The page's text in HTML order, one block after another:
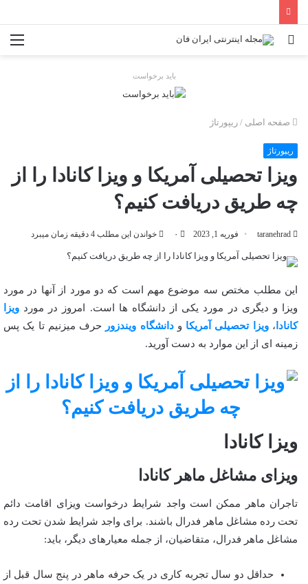
جستجو
باید برخواست
صفحه اصلی / ریپورتاژ
ریپورتاژ
ویزا تحصیلی آمریکا و ویزا کانادا را از
چه طریق دریافت کنیم؟
taranehrad فوریه 1, 2023 ۰ خواندن این مطلب 4 دقیقه زمان میبرد
این مطلب مختص سه موضوع مهم است که دو مورد از آنها در مورد
ویزا و دیگری در مورد یکی از دانشگاه ها است. امروز در مورد ویزا
کانادا ، ویزا تحصیلی آمریکا و دانشگاه ویندزور
حرف میزنیم تا یک پس
زمینه ای از این موارد به دست آورید.
ویزا کانادا
ویزای مشاغل ماهر کانادا
تاجران ماهر ممکن است واجد شرایط درخواست ویزای اقامت دائم
تحت رده مشاغل ماهر فدرال باشند. برای واجد شرایط شدن تحت رده
مشاغل ماهر فدرال، متقاضیان، از جمله معیارهای دیگر، باید:
حداقل دو سال تجربه کاری در یک حرفه ماهر در پنج سال قبل از